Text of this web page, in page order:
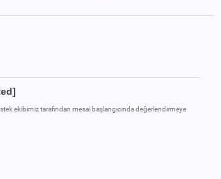
ekibimiz tarafından mesai başlangıcında değerlendirmeye